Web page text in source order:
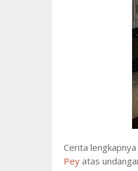
Cerita
Pey atas